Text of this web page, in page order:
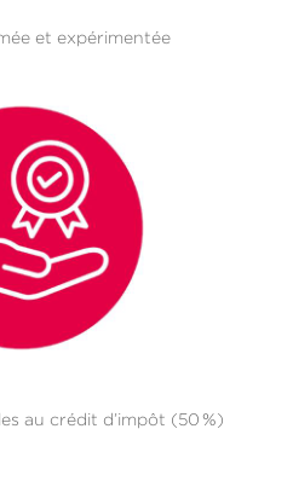
et expérimentée
au crédit d’impôt (50 %)